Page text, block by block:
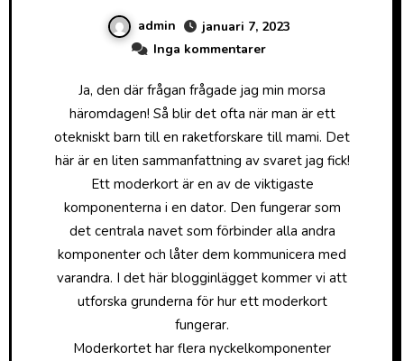
admin
januari 7, 2023
Inga kommentarer
Ja, den där frågan frågade jag min morsa
häromdagen! Så blir det ofta när man är ett
otekniskt barn till en raketforskare till mami. Det
här är en liten sammanfattning av svaret jag fick!
Ett moderkort är en av de viktigaste
komponenterna i en dator. Den fungerar som
det centrala navet som förbinder alla andra
komponenter och låter dem kommunicera med
varandra. I det här blogginlägget kommer vi att
utforska grunderna för hur ett moderkort
fungerar.
Moderkortet har flera nyckelkomponenter